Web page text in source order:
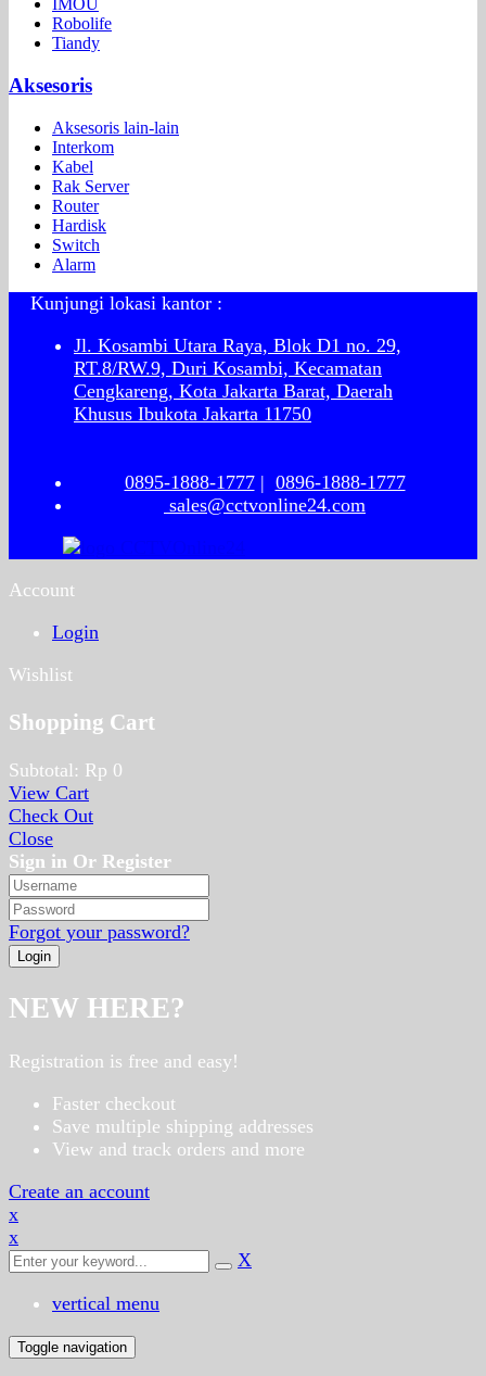
IMOU
Robolife
Tiandy
Aksesoris
Aksesoris lain-lain
Interkom
Kabel
Rak Server
Router
Hardisk
Switch
Alarm
Kunjungi lokasi kantor :
Jl. Kosambi Utara Raya, Blok D1 no. 29,
RT.8/RW.9, Duri Kosambi, Kecamatan
Cengkareng, Kota Jakarta Barat, Daerah
Khusus Ibukota Jakarta 11750
0895-1888-1777| 0896-1888-1777
sales@cctvonline24.com
Account
Login
Wishlist
Shopping Cart
Subtotal: Rp 0
View Cart
Check Out
Close
Sign in Or Register
Forgot your password?
NEW HERE?
Registration is free and easy!
Faster checkout
Save multiple shipping addresses
View and track orders and more
Create an account
x
x
X
vertical menu
Toggle navigation